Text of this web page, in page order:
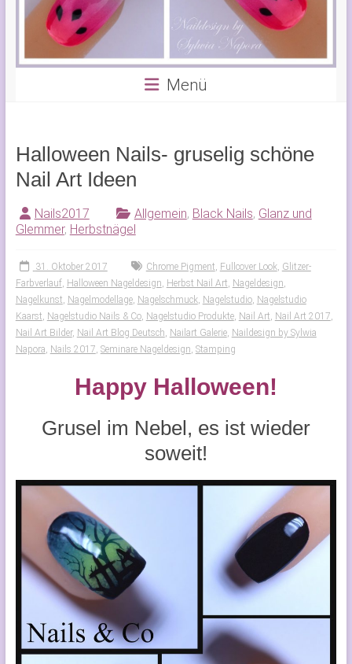
Menü
Halloween Nails- gruselig schöne
Nail Art Ideen
Nails2017 Allgemein, Black Nails, Glanz und
Glemmer, Herbstnägel
31. Oktober 2017 Chrome Pigment, Fullcover Look, Glitzer-
Farbverlauf, Halloween Nageldesign, Herbst Nail Art, Nageldesign,
Nagelkunst, Nagelmodellage, Nagelschmuck, Nagelstudio, Nagelstudio
Kaarst, Nagelstudio Nails & Co, Nagelstudio Produkte, Nail Art, Nail Art 2017,
Nail Art Bilder, Nail Art Blog Deutsch, Nailart Galerie, Naildesign by Sylwia
Napora, Nails 2017, Seminare Nageldesign, Stamping
Happy Halloween!
Grusel im Nebel, es ist wieder
soweit!